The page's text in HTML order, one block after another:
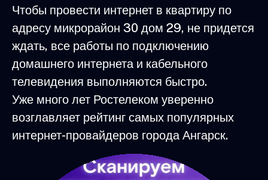
Чтобы провести интернет в квартиру по
адресу микрорайон 30 дом 29, не придется
ждать, все работы по подключению
домашнего интернета и кабельного
телевидения выполняются быстро.
Уже много лет Ростелеком уверенно
возглавляет рейтинг самых популярных
интернет-провайдеров города Ангарск.